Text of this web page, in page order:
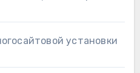
установки